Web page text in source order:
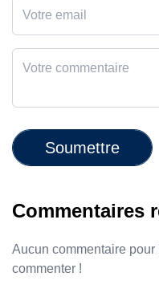
Soumettre
Commentaires
Aucun commentaire
commenter !